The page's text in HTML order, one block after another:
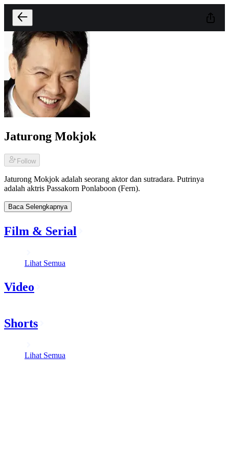
Jaturong Mokjok
Follow
Jaturong Mokjok adalah seorang aktor dan sutradara. Putrinya
adalah aktris Passakorn Ponlaboon (Fern).
Baca Selengkapnya
Film & Serial
Lihat Semua
Video
Shorts
Lihat Semua